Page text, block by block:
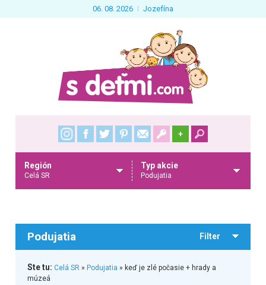
06. 08. 2026 Jozefína
+
Región
Celá SR
Typ akcie
Podujatia
Podujatia Filter
Ste tu: Celá SR» Podujatia » keď je zlé počasie + hrady a
múzeá